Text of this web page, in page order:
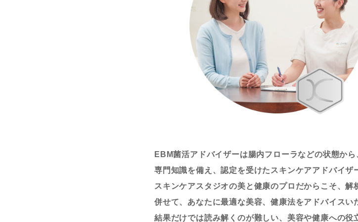
EBM菌活アドバイザーは腸内フローラなどの状態か
専門知識を備え、認定を受けたスキンケアアドバイザ
スキンケアスタジオの美と健康のプロだからこそ、解
併せて、あなたに最適な美容、健康法をアドバイスい
結果だけでは読み解くのが難しい、美容や健康への役